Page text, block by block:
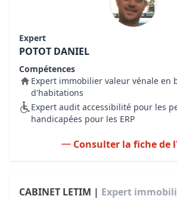
Expert
POTOT DANIEL
Compétences
Expert immobilier valeur vénale en
d'habitations
Expert audit accessibilité pour les
handicapées pour les ERP
Consulter la fiche de
CABINET LETIM | Expert